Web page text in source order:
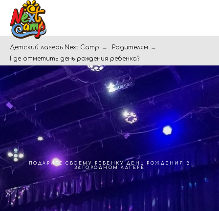
Детский лагерь Next Camp → Родителям →
Где отметить день рождения ребенка?
ПОДАРИТЕ СВОЕМУ РЕБЕНКУ ДЕНЬ РОЖДЕНИЯ В
ЗАГОРОДНОМ ЛАГЕРЕ